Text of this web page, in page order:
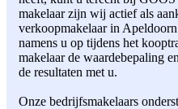
makelaar zijn wij actief als
verkoopmakelaar in
namens u op tijdens het
makelaar de waardebepaling
de resultaten met u.
Onze bedrijfsmakelaars